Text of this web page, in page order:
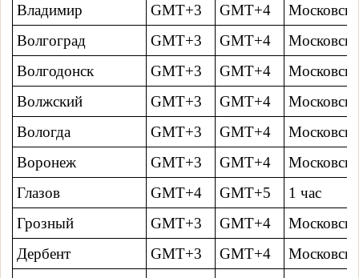
Владимир
GMT+3 GMT+4
Волгоград
GMT+3 GMT+4
Волгодонск
GMT+3 GMT+4
Волжский
GMT+3 GMT+4
Вологда
GMT+3 GMT+4
Воронеж
GMT+3 GMT+4
Глазов
GMT+4 GMT+5
1 час
Грозный
GMT+3 GMT+4
Дербент
GMT+3 GMT+4